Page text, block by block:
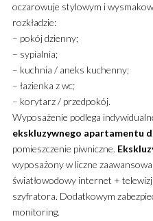
oczarowuje stylowym i
rozkładzie:
– pokój dzienny;
– sypialnia;
– kuchnia / aneks kuchenny;
– łazienka z wc;
– korytarz / przedpokój.
Wyposażenie podlega
ekskluzywnego apartamentu
pomieszczenie piwniczne.
wyposażony w liczne
światłowodowy internet +
szyfratora. Dodatkowym
monitoring.